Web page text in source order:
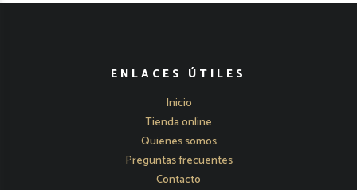
ENLACES ÚTILES
Inicio
Tienda online
Quienes somos
Preguntas frecuentes
Contacto